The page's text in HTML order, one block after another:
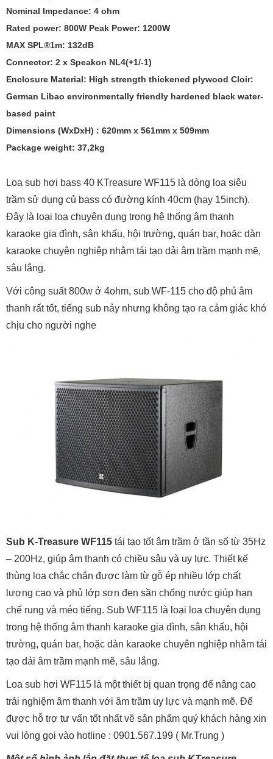
Nominal Impedance: 4 ohm
Rated power: 800W Peak Power: 1200W
MAX SPL®1m: 132dB
Connector: 2 x Speakon NL4(+1/-1)
Enclosure Material: High strength thickened plywood Cloir:
German Libao environmentally friendly hardened black water-
based paint
Dimensions (WxDxH) : 620mm x 561mm x 509mm
Package weight: 37,2kg
Loa sub hơi bass 40 KTreasure WF115 là dòng loa siêu
trầm sử dụng củ bass có đường kính 40cm (hay 15inch).
Đây là loại loa chuyên dụng trong hệ thống âm thanh
karaoke gia đình, sân khấu, hội trường, quán bar, hoặc dàn
karaoke chuyên nghiệp nhằm tái tạo dải âm trầm mạnh mẽ,
sâu lắng.
Với công suất 800w ở 4ohm, sub WF-115 cho độ phủ âm
thanh rất tốt, tiếng sub nảy nhưng không tạo ra cảm giác khó
chịu cho người nghe
Sub K-Treasure WF115 tái tạo tốt âm trầm ở tần số từ 35Hz
– 200Hz, giúp âm thanh có chiều sâu và uy lực. Thiết kế
thùng loa chắc chắn được làm từ gỗ ép nhiều lớp chất
lượng cao và phủ lớp sơn đen sần chống nước giúp hạn
chế rung và méo tiếng. Sub WF115 là loại loa chuyên dụng
trong hệ thống âm thanh karaoke gia đình, sân khấu, hội
trường, quán bar, hoặc dàn karaoke chuyên nghiệp nhằm tái
tạo dải âm trầm mạnh mẽ, sâu lắng.
Loa sub hơi WF115 là một thiết bị quan trọng để nâng cao
trải nghiệm âm thanh với âm trầm uy lực và mạnh mẽ. Để
được hỗ trợ tư vấn tốt nhất về sản phẩm quý khách hàng xin
vui lòng gọi vào hotline : 0901.567.199 ( Mr.Trung )